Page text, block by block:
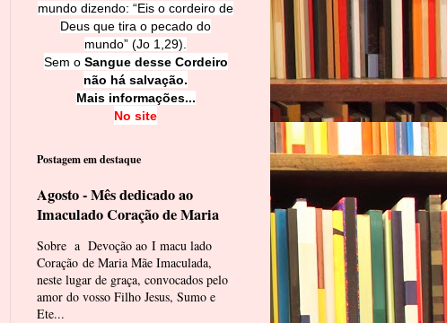
mundo dizendo: “Eis o cordeiro de
Deus que tira o pecado do
mundo” (Jo 1,29).
Sem o Sangue desse Cordeiro
não há salvação.
Mais informações...
No site
Postagem em destaque
Agosto - Mês dedicado ao
Imaculado Coração de Maria
Sobre a Devoção ao I macu lado
Coração de Maria Mãe Imaculada,
neste lugar de graça, convocados pelo
amor do vosso Filho Jesus, Sumo e
Ete...